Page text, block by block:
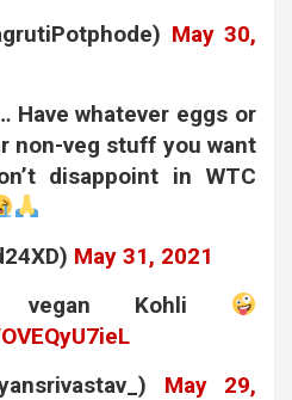
May 30,
Have whatever eggs or
non-veg stuff you want
disappoint in WTC
May 31, 2021
vegan Kohli
May 29,